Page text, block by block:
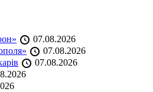
07.08.2026
07.08.2026
07.08.2026